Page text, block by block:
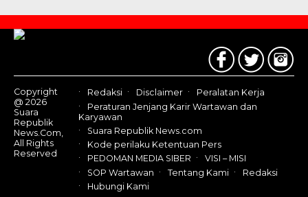
Contact
Us
Copyright
@ 2026
Suara
Republik
News.Com,
All Rights
Reserved
Redaksi Disclaimer
Peralatan Kerja
Peraturan Jenjang Karir Wartawan dan
Karyawan
Suara Republik News.com
Kode perilaku Ketentuan Pers
PEDOMAN MEDIA SIBER
VISI – MISI
SOP Wartawan
Tentang Kami
Redaksi
Hubungi Kami